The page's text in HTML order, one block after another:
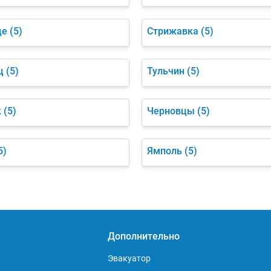
(5) Стрижавка (5)
(5) Тульчин (5)
(5) Черновцы (5)
Ямполь (5)
Дополнительно
Эвакуатор